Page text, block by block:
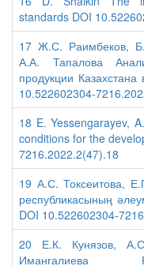
standards DOI
17 Ж.С. Раимбеков,
А.А. Тапалова
продукции
10.522602304-
18 E. Yessengarayev,
conditions for the
7216.2022.2(47).18
19 А.С. Токсеитова,
республикасының
DOI 10.522602304-
20 Е.К. Кунязов,
Имангалиева